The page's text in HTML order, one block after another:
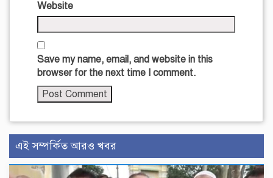
Website
Save my name, email, and website in this
browser for the next time I comment.
এই সম্পর্কিত আরও খবর